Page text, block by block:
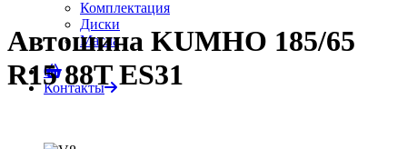
Комплектация
Диски
Масла
0
Контакты
Автошина KUMHO 185/65
R15 88T ES31